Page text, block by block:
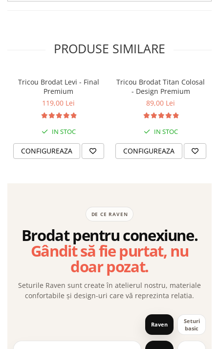
PRODUSE SIMILARE
Tricou Brodat Levi - Final
Premium
119,00 Lei
IN STOC
CONFIGUREAZA
Tricou Brodat Titan Colosal
- Design Premium
89,00 Lei
IN STOC
CONFIGUREAZA
DE CE RAVEN
Brodat pentru conexiune.
Gândit să fie purtat, nu
doar pozat.
Seturile Raven sunt create în atelierul nostru, materiale
confortabile și design-uri care vă reprezinta relatia.
Raven
Seturi
basic